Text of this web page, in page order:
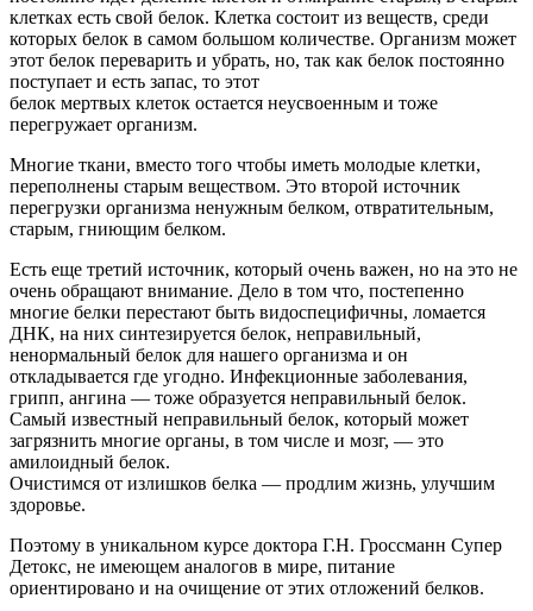
клетках есть свой белок. Клетка состоит из веществ, среди
которых белок в самом большом количестве. Организм может
этот белок переварить и убрать, но, так как белок постоянно
поступает и есть запас, то этот
белок мертвых клеток остается неусвоенным и тоже
перегружает организм.
Многие ткани, вместо того чтобы иметь молодые клетки,
переполнены старым веществом. Это второй источник
перегрузки организма ненужным белком, отвратительным,
старым, гниющим белком.
Есть еще третий источник, который очень важен, но на это не
очень обращают внимание. Дело в том что, постепенно
многие белки перестают быть видоспецифичны, ломается
ДНК, на них синтезируется белок, неправильный,
ненормальный белок для нашего организма и он
откладывается где угодно. Инфекционные заболевания,
грипп, ангина — тоже образуется неправильный белок.
Самый известный неправильный белок, который может
загрязнить многие органы, в том числе и мозг, — это
амилоидный белок.
Очистимся от излишков белка — продлим жизнь, улучшим
здоровье.
Поэтому в уникальном курсе доктора Г.Н. Гроссманн Супер
Детокс, не имеющем аналогов в мире, питание
ориентировано и на очищение от этих отложений белков.